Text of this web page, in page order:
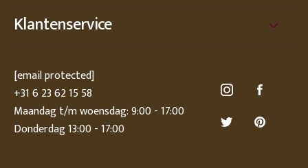
Klantenservice
[email protected]
+31 6 23 62 15 58
Maandag t/m woensdag: 9:00 - 17:00
Donderdag 13:00 - 17:00